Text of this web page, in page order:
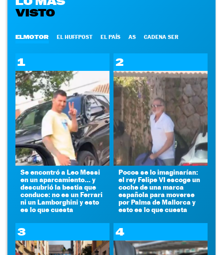
VISTO
ELMOTOR EL HUFFPOST EL PAÍS AS CADENA SER
1
Se encontró a Leo Messi
en un aparcamiento... y
descubrió la bestia que
conduce: no es un Ferrari
ni un Lamborghini y esto
es lo que cuesta
2
Pocos se lo imaginarían:
el rey Felipe VI escoge un
coche de una marca
española para moverse
por Palma de Mallorca y
esto es lo que cuesta
3 4